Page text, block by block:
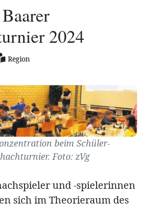
2024
Region
beim Schüler-
Foto: zVg
und -spielerinnen
sich im Theorieraum des